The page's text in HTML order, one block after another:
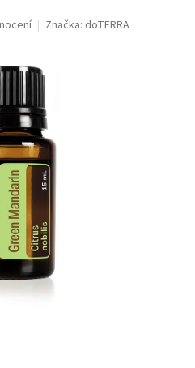
Značka: doTERRA